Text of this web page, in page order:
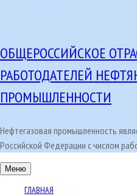
ОБЩЕРОССИЙСКОЕ
РАБОТОДАТЕЛЕЙ
ПРОМЫШЛЕННОСТИ
Нефтегазовая промышленность
Российской Федерации с числом
Меню
ГЛАВНАЯ